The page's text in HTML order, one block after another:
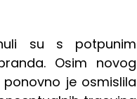
su s potpunim
Osim novog
je osmislila